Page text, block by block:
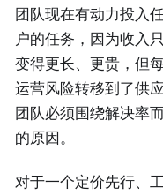
团队现在有动力投入
户的任务，因为收入
变得更长、更贵，但
运营风险转移到了供
团队必须围绕解决率
的原因。
对于一个定价先行、